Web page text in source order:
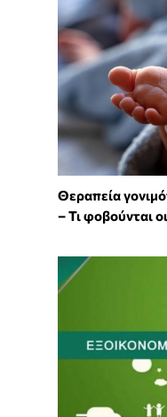
Θεραπεία
– Τι φοβούνται